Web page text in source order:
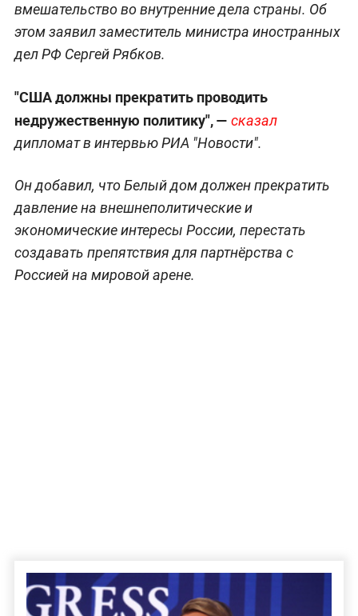
вмешательство во внутренние дела страны. Об
этом заявил заместитель министра иностранных
дел РФ Сергей Рябков.
"США должны прекратить проводить
недружественную политику", — сказал
дипломат в интервью РИА "Новости".
Он добавил, что Белый дом должен прекратить
давление на внешнеполитические и
экономические интересы России, перестать
создавать препятствия для партнёрства с
Россией на мировой арене.